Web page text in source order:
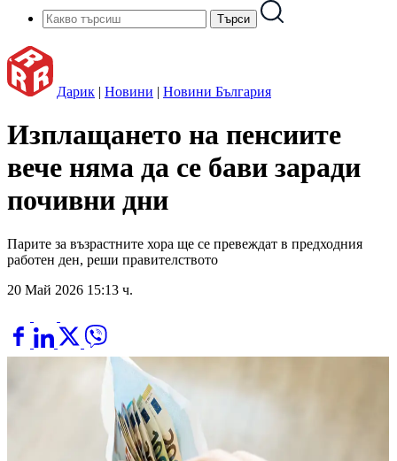
Дарик | Новини | Новини България
Изплащането на пенсиите
вече няма да се бави заради
почивни дни
Парите за възрастните хора ще се превеждат в предходния
работен ден, реши правителството
20 Май 2026 15:13 ч.